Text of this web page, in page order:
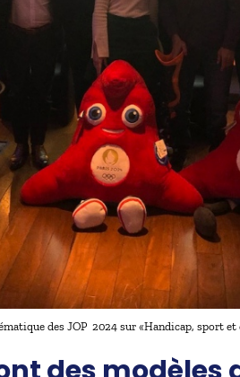
des JOP 2024 sur «Handicap, sport